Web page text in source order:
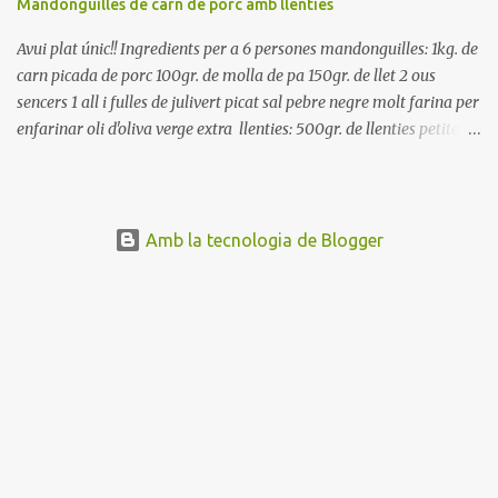
Mandonguilles de carn de porc amb llenties
Avui plat únic!! Ingredients per a 6 persones mandonguilles: 1kg. de
carn picada de porc 100gr. de molla de pa 150gr. de llet 2 ous
sencers 1 all i fulles de julivert picat sal pebre negre molt farina per
enfarinar oli d'oliva verge extra llenties: 500gr. de llenties petites
entre 40 i 50 minuts. Poseu la carn picada en un bol i barregeu-la
Amb la tecnologia de Blogger